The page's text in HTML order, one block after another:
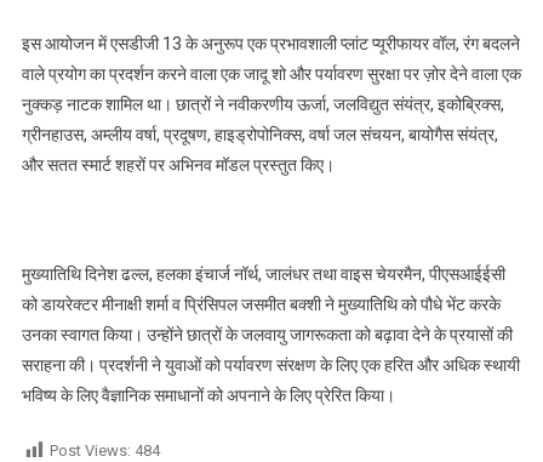
इस आयोजन में एसडीजी 13 के अनुरूप एक प्रभावशाली प्लांट प्यूरीफायर वॉल, रंग बदलने
वाले प्रयोग का प्रदर्शन करने वाला एक जादू शो और पर्यावरण सुरक्षा पर ज़ोर देने वाला एक
नुक्कड़ नाटक शामिल था। छात्रों ने नवीकरणीय ऊर्जा, जलविद्युत संयंत्र, इकोब्रिक्स,
ग्रीनहाउस, अम्लीय वर्षा, प्रदूषण, हाइड्रोपोनिक्स, वर्षा जल संचयन, बायोगैस संयंत्र,
और सतत स्मार्ट शहरों पर अभिनव मॉडल प्रस्तुत किए।
मुख्यातिथि दिनेश ढल्ल, हलका इंचार्ज नॉर्थ, जालंधर तथा वाइस चेयरमैन, पीएसआईईसी
को डायरेक्टर मीनाक्षी शर्मा व प्रिंसिपल जसमीत बक्शी ने मुख्यातिथि को पौधे भेंट करके
उनका स्वागत किया। उन्होंने छात्रों के जलवायु जागरूकता को बढ़ावा देने के प्रयासों की
सराहना की। प्रदर्शनी ने युवाओं को पर्यावरण संरक्षण के लिए एक हरित और अधिक स्थायी
भविष्य के लिए वैज्ञानिक समाधानों को अपनाने के लिए प्रेरित किया।
Post Views: 484